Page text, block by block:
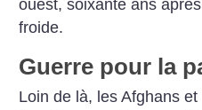
ouest, soixante ans
froide.
Guerre pour la
Loin de là, les Afghans